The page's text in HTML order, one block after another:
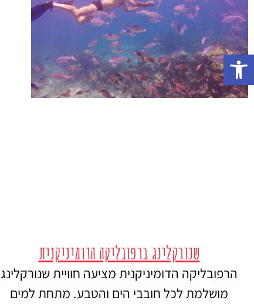
שנורקלינג ברפובליקה הדומיניקנית
הרפובליקה הדומיניקנית מציעה חוויית שנורקלינג
מושלמת לכל חובבי הים והטבע. מתחת למים
פתח סרגל נגישות